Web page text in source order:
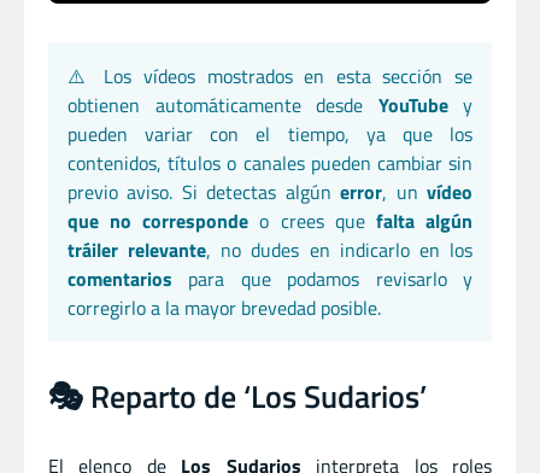
⚠️ Los vídeos mostrados en esta sección se
obtienen automáticamente desde YouTubey
pueden variar con el tiempo, ya que los
contenidos, títulos o canales pueden cambiar sin
previo aviso. Si detectas algúnerror, unvídeo
que no corresponde o crees que falta algún
tráiler relevante, no dudes en indicarlo en los
comentarios para que podamos revisarlo y
corregirlo a la mayor brevedad posible.
🎭 Reparto de ‘Los Sudarios’
El elenco de Los Sudarios interpreta los roles